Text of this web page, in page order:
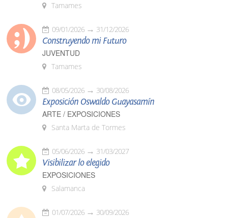
Tamames
09/01/2026 31/12/2026
Construyendo mi Futuro
JUVENTUD
Tamames
08/05/2026 30/08/2026
Exposición Oswaldo Guayasamín
ARTE / EXPOSICIONES
Santa Marta de Tormes
05/06/2026 31/03/2027
Visibilizar lo elegido
EXPOSICIONES
Salamanca
01/07/2026 30/09/2026